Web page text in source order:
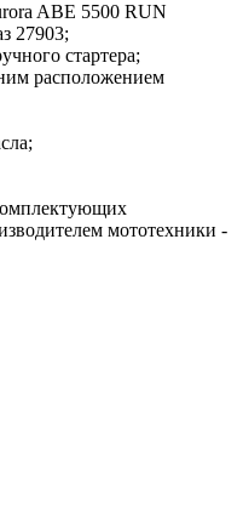
ABE 5500 RUN
27903;
стартера;
расположением
мототехники -